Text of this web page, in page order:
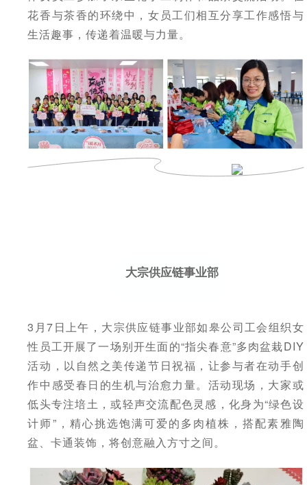
花香与茶香的环绕中，女员工们相互分享工作感悟与
生活趣事，传递着温暖与力量。
大宗供应链事业部
3月7日上午，大宗供应链事业部如皋公司工会组织女
性员工开展了一场别开生面的“指尖春意”多肉盆栽DIY
活动，以自然之美传递节日祝福，让参与者在动手创
作中感受春日的生机与治愈力量。活动现场，大家或
低头专注培土，或轻声交流配色灵感，化身为“绿色设
计师”，精心挑选饱满可爱的多肉植株，搭配素雅陶
盆、卡通装饰，将创意融入方寸之间。